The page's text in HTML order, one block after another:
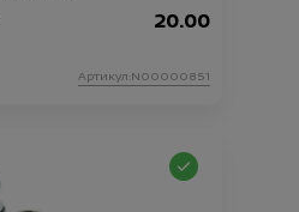
20.00
Артикул:N00000851